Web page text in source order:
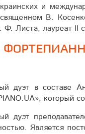
и
В.
Ф. Листа, лауреат II
дуэт в составе
который
дуэт
Является